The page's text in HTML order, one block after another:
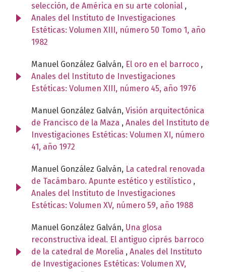
selección, de América en su arte colonial ,
Anales del Instituto de Investigaciones
Estéticas: Volumen XIII, número 50 Tomo 1, año
1982
Manuel González Galván, El oro en el barroco ,
Anales del Instituto de Investigaciones
Estéticas: Volumen XIII, número 45, año 1976
Manuel González Galván, Visión arquitectónica
de Francisco de la Maza , Anales del Instituto de
Investigaciones Estéticas: Volumen XI, número
41, año 1972
Manuel González Galván, La catedral renovada
de Tacámbaro. Apunte estético y estilístico ,
Anales del Instituto de Investigaciones
Estéticas: Volumen XV, número 59, año 1988
Manuel González Galván, Una glosa
reconstructiva ideal. El antiguo ciprés barroco
de la catedral de Morelia , Anales del Instituto
de Investigaciones Estéticas: Volumen XV,